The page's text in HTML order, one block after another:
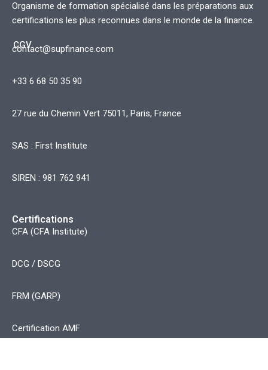
Organisme de formation spécialisé dans les préparations aux
certifications les plus reconnues dans le monde de la finance.
CGV
contact@supfinance.com
+33 6 68 50 35 90
27 rue du Chemin Vert 75011, Paris, France
SAS : First Institute
SIREN : 981 762 941
Certifications
CFA (CFA Institute)
DCG / DSCG
FRM (GARP)
Certification AMF